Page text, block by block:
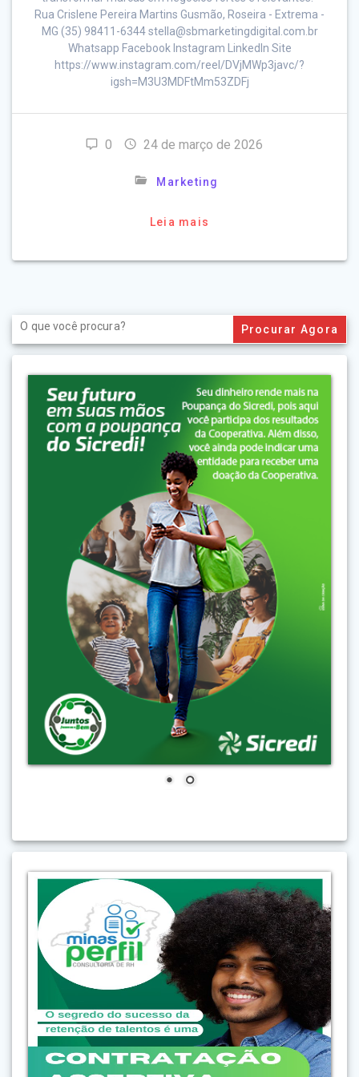
Rua Crislene Pereira Martins Gusmão, Roseira - Extrema -
MG (35) 98411-6344 stella@sbmarketingdigital.com.br
Whatsapp Facebook Instagram LinkedIn Site
https://www.instagram.com/reel/DVjMWp3javc/?
igsh=M3U3MDFtMm53ZDFj
0 24 de março de 2026
Marketing
Leia mais
Search
for: